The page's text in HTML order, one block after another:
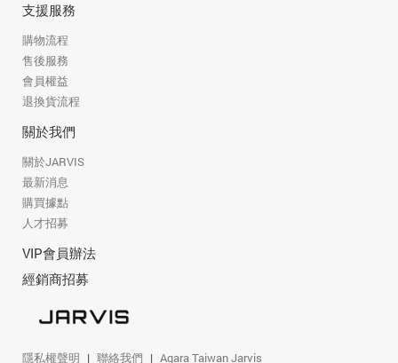
支援服務
購物流程
售後服務
會員權益
退換貨流程
關於我們
關於JARVIS
最新消息
購買據點
人才招募
VIP會員辦法
經銷商招募
隱私權聲明 聯絡我們 Aqara Taiwan Jarvis